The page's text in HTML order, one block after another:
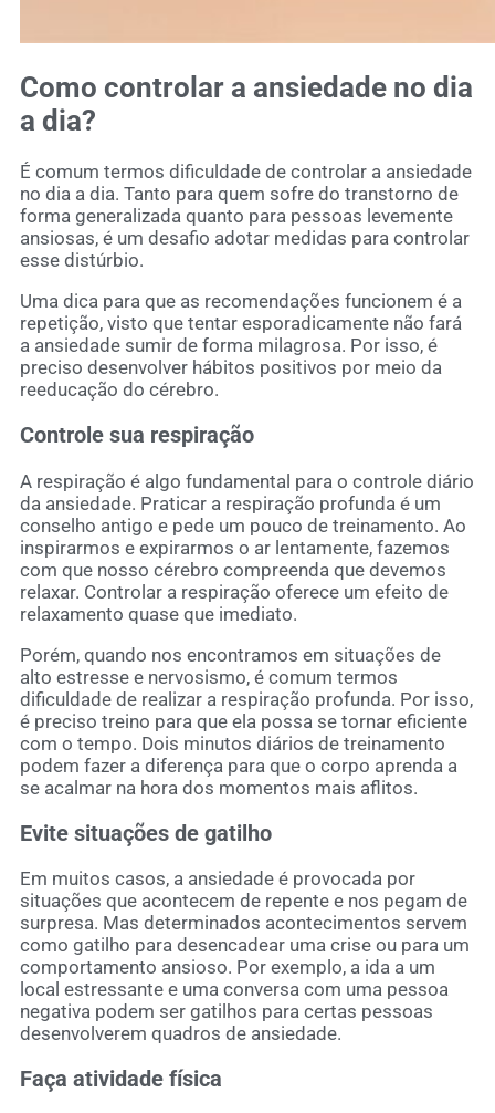
Como controlar a ansiedade no dia
a dia?
É comum termos dificuldade de controlar a ansiedade
no dia a dia. Tanto para quem sofre do transtorno de
forma generalizada quanto para pessoas levemente
ansiosas, é um desafio adotar medidas para controlar
esse distúrbio.
Uma dica para que as recomendações funcionem é a
repetição, visto que tentar esporadicamente não fará
a ansiedade sumir de forma milagrosa. Por isso, é
preciso desenvolver hábitos positivos por meio da
reeducação do cérebro.
Controle sua respiração
A respiração é algo fundamental para o controle diário
da ansiedade. Praticar a respiração profunda é um
conselho antigo e pede um pouco de treinamento. Ao
inspirarmos e expirarmos o ar lentamente, fazemos
com que nosso cérebro compreenda que devemos
relaxar. Controlar a respiração oferece um efeito de
relaxamento quase que imediato.
Porém, quando nos encontramos em situações de
alto estresse e nervosismo, é comum termos
dificuldade de realizar a respiração profunda. Por isso,
é preciso treino para que ela possa se tornar eficiente
com o tempo. Dois minutos diários de treinamento
podem fazer a diferença para que o corpo aprenda a
se acalmar na hora dos momentos mais aflitos.
Evite situações de gatilho
Em muitos casos, a ansiedade é provocada por
situações que acontecem de repente e nos pegam de
surpresa. Mas determinados acontecimentos servem
como gatilho para desencadear uma crise ou para um
comportamento ansioso. Por exemplo, a ida a um
local estressante e uma conversa com uma pessoa
negativa podem ser gatilhos para certas pessoas
desenvolverem quadros de ansiedade.
Faça atividade física